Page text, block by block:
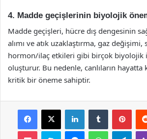
4. Madde geçişlerinin biyolojik
Madde geçişleri, hücre dış dengesinin
alımı ve atık uzaklaştırma, gaz
hormon/ilaç etkileri gibi birçok biyolojik
oluşturur. Bu nedenle, canlıların hayatta
kritik bir öneme sahiptir.
Facebook
X LinkedInTumblr
Pocket Skype MessengerWhatsApp